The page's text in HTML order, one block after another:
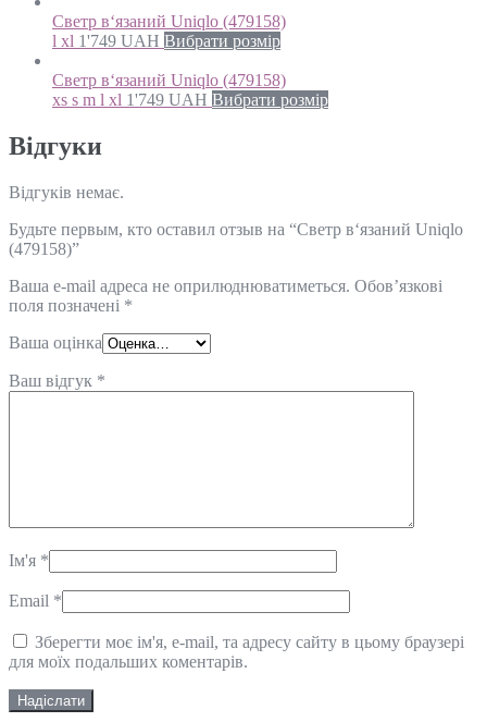
Светр в‘язаний Uniqlo (479158)
l xl 1'749 UAH Вибрати розмір
Светр в‘язаний Uniqlo (479158)
xs s m l xl 1'749 UAH Вибрати розмір
Відгуки
Відгуків немає.
Будьте первым, кто оставил отзыв на “Светр в‘язаний Uniqlo
(479158)”
Ваша e-mail адреса не оприлюднюватиметься. Обов’язкові
поля позначені *
Ваша оцінка
Ваш відгук *
Ім'я *
Email *
Зберегти моє ім'я, e-mail, та адресу сайту в цьому браузері
для моїх подальших коментарів.